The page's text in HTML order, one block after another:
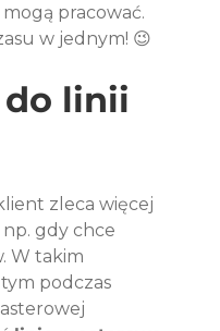
pracować.
w jednym! 😉
do linii
zleca więcej
gdy chce
W takim
podczas